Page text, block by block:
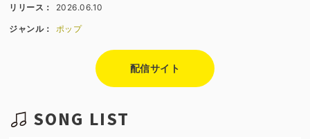
リリース： 2026.06.10
ジャンル： ポップ
配信サイト
SONG LIST